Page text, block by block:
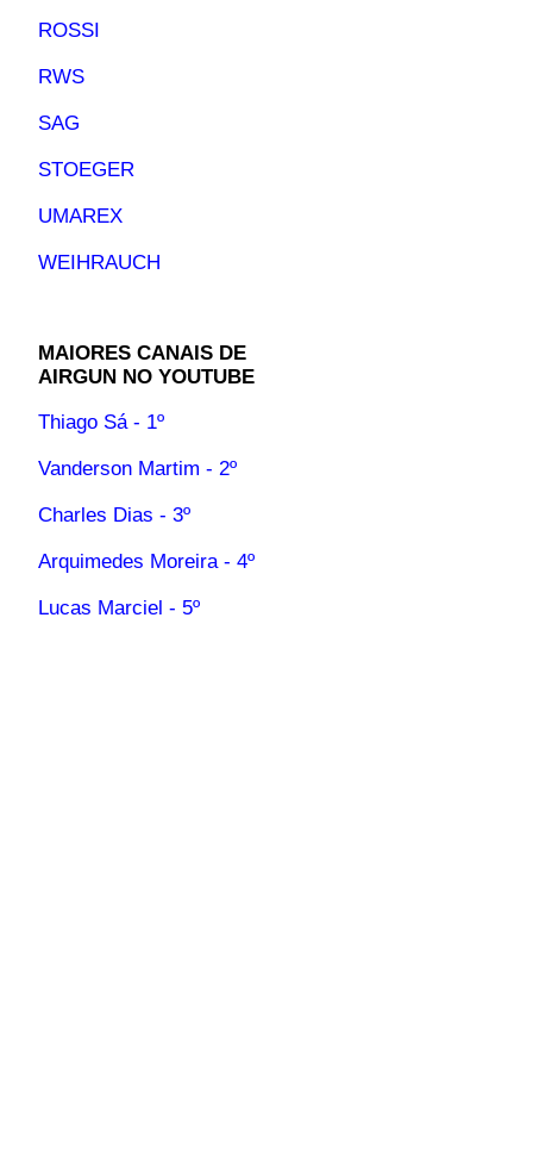
ROSSI
RWS
SAG
STOEGER
UMAREX
WEIHRAUCH
MAIORES CANAIS DE
AIRGUN NO YOUTUBE
Thiago Sá - 1º
Vanderson Martim - 2º
Charles Dias - 3º
Arquimedes Moreira - 4º
Lucas Marciel - 5º